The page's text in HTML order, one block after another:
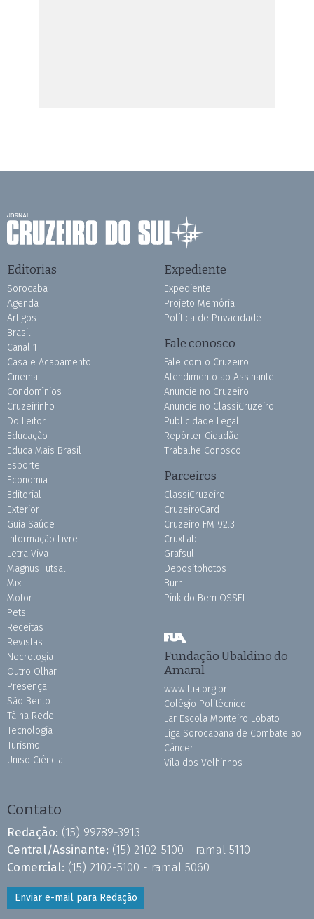
Editorias
Sorocaba
Agenda
Artigos
Brasil
Canal 1
Casa e Acabamento
Cinema
Condomínios
Cruzeirinho
Do Leitor
Educação
Educa Mais Brasil
Esporte
Economia
Editorial
Exterior
Guia Saúde
Informação Livre
Letra Viva
Magnus Futsal
Mix
Motor
Pets
Receitas
Revistas
Necrologia
Outro Olhar
Presença
São Bento
Tá na Rede
Tecnologia
Turismo
Uniso Ciência
Expediente
Expediente
Projeto Memória
Política de Privacidade
Fale conosco
Fale com o Cruzeiro
Atendimento ao Assinante
Anuncie no Cruzeiro
Anuncie no ClassiCruzeiro
Publicidade Legal
Repórter Cidadão
Trabalhe Conosco
Parceiros
ClassiCruzeiro
CruzeiroCard
Cruzeiro FM 92.3
CruxLab
Grafsul
Depositphotos
Burh
Pink do Bem OSSEL
Fundação Ubaldino do
Amaral
www.fua.org.br
Colégio Politécnico
Lar Escola Monteiro Lobato
Liga Sorocabana de Combate ao
Câncer
Vila dos Velhinhos
Contato
Redação: (15) 99789-3913
Central/Assinante: (15) 2102-5100 - ramal 5110
Comercial: (15) 2102-5100 - ramal 5060
Enviar e-mail para Redação